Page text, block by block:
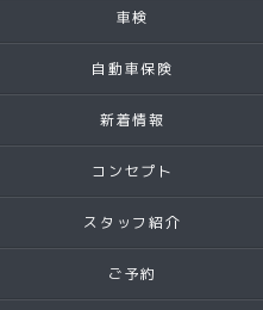
車検
自動車保険
新着情報
コンセプト
スタッフ紹介
ご予約